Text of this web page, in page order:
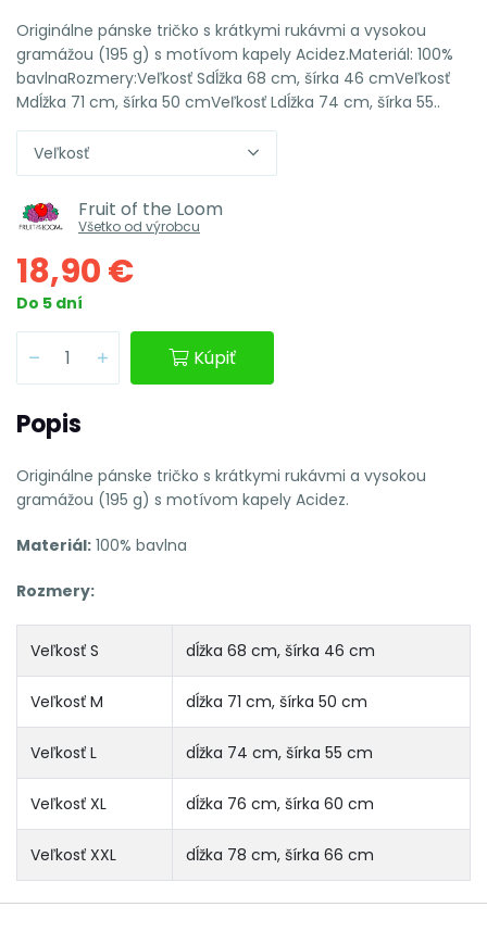
Originálne pánske tričko s krátkymi rukávmi a vysokou
gramážou (195 g) s motívom kapely Acidez.Materiál: 100%
bavlnaRozmery:Veľkosť Sdĺžka 68 cm, šírka 46 cmVeľkosť
Mdĺžka 71 cm, šírka 50 cmVeľkosť Ldĺžka 74 cm, šírka 55..
Veľkosť
Fruit of the Loom
Všetko od výrobcu
18,90 €
Do 5 dní
Kúpiť
Popis
Originálne pánske tričko s krátkymi rukávmi a vysokou
gramážou (195 g) s motívom kapely Acidez.
Materiál: 100% bavlna
Rozmery:
Veľkosť S dĺžka 68 cm, šírka 46 cm
Veľkosť M dĺžka 71 cm, šírka 50 cm
Veľkosť L dĺžka 74 cm, šírka 55 cm
Veľkosť XL dĺžka 76 cm, šírka 60 cm
Veľkosť XXL dĺžka 78 cm, šírka 66 cm